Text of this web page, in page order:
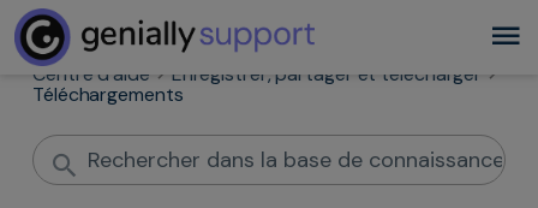
Centre d'aide
Enregistrer, partager et télécharger
Téléchargements